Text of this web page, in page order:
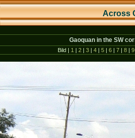
Across
Gaoquan in the SW
Bild | 1 | 2 | 3 | 4 | 5 | 6 | 7 | 8 |